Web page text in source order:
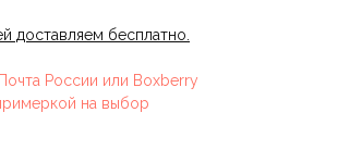
доставляем бесплатно.
России или Boxberry
на выбор